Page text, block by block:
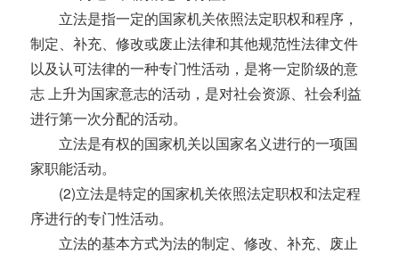
立法是指一定的国家机关依照法定职权和程序，
制定、补充、修改或废止法律和其他规范性法律文件
以及认可法律的一种专门性活动，是将一定阶级的意
志 上升为国家意志的活动，是对社会资源、社会利益
进行第一次分配的活动。
立法是有权的国家机关以国家名义进行的一项国
家职能活动。
(2)立法是特定的国家机关依照法定职权和法定程
序进行的专门性活动。
立法的基本方式为法的制定、修改、补充、废止